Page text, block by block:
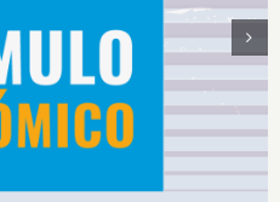
para Deportistas de Alto
IS2026